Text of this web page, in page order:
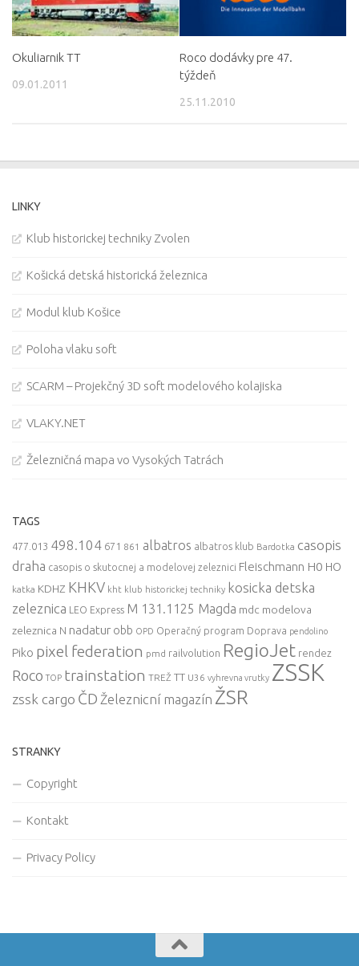
Okuliarnik TT
09.01.2011
Roco dodávky pre 47.
týždeň
25.11.2010
LINKY
Klub historickej techniky Zvolen
Košická detská historická železnica
Modul klub Košice
Poloha vlaku soft
SCARM – Projekčný 3D soft modelového kolajiska
VLAKY.NET
Železničná mapa vo Vysokých Tatrách
TAGS
477.013 498.104 671 861 albatros albatros klub Bardotka casopis
draha casopis o skutocnej a modelovej zeleznici Fleischmann H0 HO
katka KDHZ KHKV kht klub historickej techniky kosicka detska
zeleznica
LEO Express M 131.1125 Magda mdc modelova
zeleznica N nadatur obb OPD Operačný program Doprava pendolino
Piko pixel federation pmd railvolution RegioJet rendez
Roco TOP trainstation TREŽ TT U36 vyhrevna vrutky ZSSK
zssk cargo ČD Železnicní magazín ŽSR
STRANKY
Copyright
Kontakt
Privacy Policy